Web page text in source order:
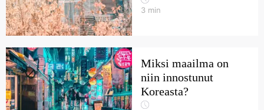
3 min
Miksi maailma on
niin innostunut
Koreasta?